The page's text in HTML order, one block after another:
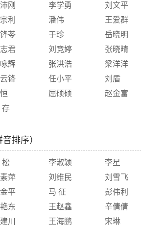
刚 李学勇
刘文平
利 潘伟
王爱群
苓 于珍
岳晓明
君 刘竞婷
张晓晴
辉 张洪浩
梁洋洋
锋 任小平
刘盾
屈硕硕
赵金富
存
排序）
松 李淑颖
李星
萍 刘维民
刘雪飞
平 马 征
彭伟利
东 王赵鑫
辛倩倩
川 王海鹏 宋琳